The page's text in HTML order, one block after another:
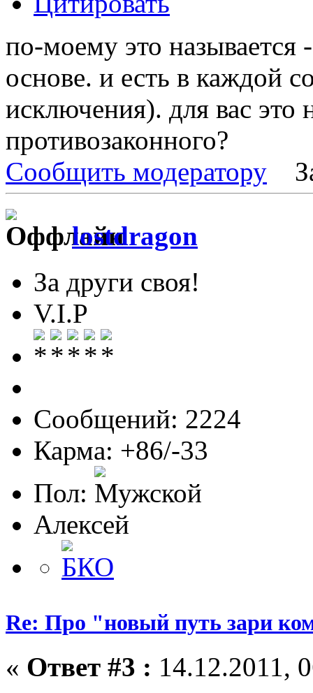
по-моему это называется
основе. и есть в каждой
исключения). для вас это
противозаконного?
Сообщить модератору
lostdragon
За други своя!
V.I.P
Сообщений: 2224
Карма: +86/-33
Пол:
Алексей
Re: Про "новый путь зари
« Ответ #3 : 14.12.2011,